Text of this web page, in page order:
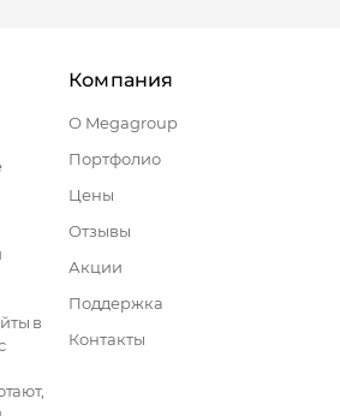
в
Компания
О Megagroup
Портфолио
Цены
Отзывы
Акции
Поддержка
Контакты